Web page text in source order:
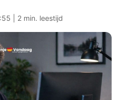
| 2 min. leestijd